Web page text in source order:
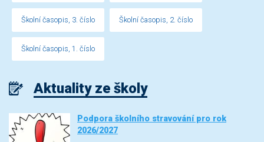
Školní časopis, 3. číslo Školní časopis, 2. číslo
Školní časopis, 1. číslo
Aktuality ze školy
Podpora školního stravování pro rok
2026/2027